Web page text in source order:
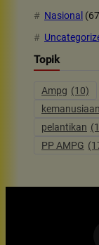
Nasional
Topik
Ampg (10)
kemanusiaan
pelantikan
PP AMPG